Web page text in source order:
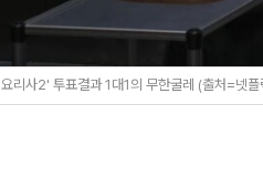
리사2' 투표결과 1대1의 무한굴레 (출처=넷